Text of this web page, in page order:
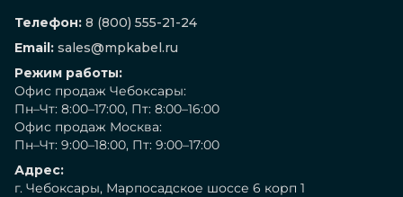
Телефон: 8 (800) 555-21-24
Email: sales@mpkabel.ru
Режим работы:
Офис продаж Чебоксары:
Пн–Чт: 8:00–17:00, Пт: 8:00–16:00
Офис продаж Москва:
Пн–Чт: 9:00–18:00, Пт: 9:00–17:00
Адрес:
г. Чебоксары, Марпосадское шоссе 6 корп 1